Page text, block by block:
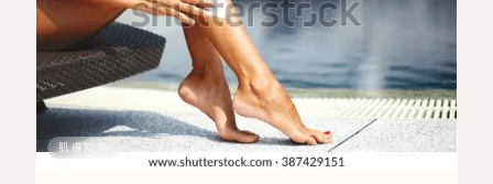
肌膚知識